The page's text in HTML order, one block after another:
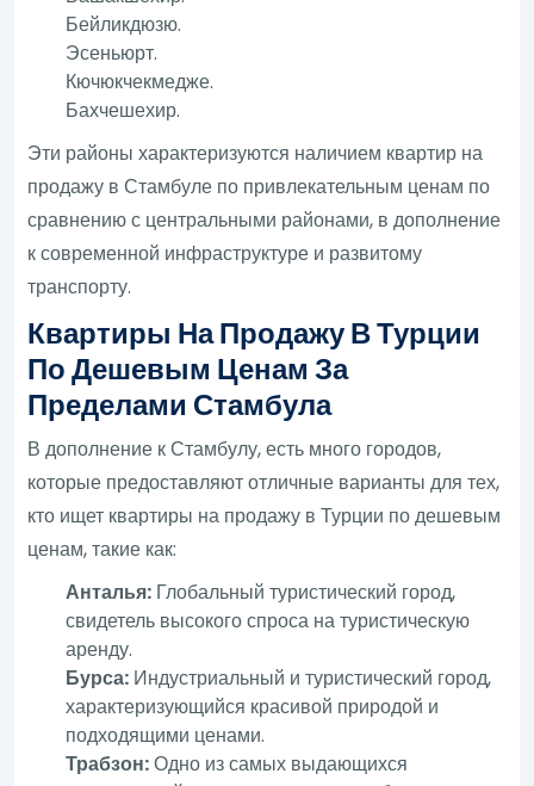
Бейликдюзю.
Эсеньюрт.
Кючюкчекмедже.
Бахчешехир.
Эти районы характеризуются наличием квартир на
продажу в Стамбуле по привлекательным ценам по
сравнению с центральными районами, в дополнение
к современной инфраструктуре и развитому
транспорту.
Квартиры На Продажу В Турции
По Дешевым Ценам За
Пределами Стамбула
В дополнение к Стамбулу, есть много городов,
которые предоставляют отличные варианты для тех,
кто ищет квартиры на продажу в Турции по дешевым
ценам, такие как:
Анталья: Глобальный туристический город,
свидетель высокого спроса на туристическую
аренду.
Бурса: Индустриальный и туристический город,
характеризующийся красивой природой и
подходящими ценами.
Трабзон:Одно из самых выдающихся